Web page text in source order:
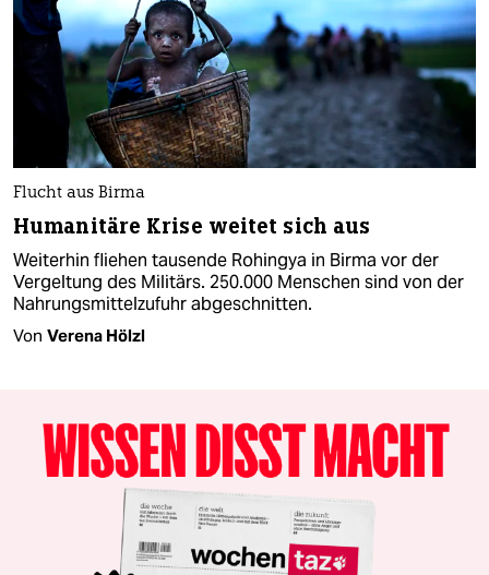
Flucht aus Birma
Humanitäre Krise weitet sich aus
Weiterhin fliehen tausende Rohingya in Birma vor der
Vergeltung des Militärs. 250.000 Menschen sind von der
Nahrungsmittelzufuhr abgeschnitten.
Von Verena Hölzl